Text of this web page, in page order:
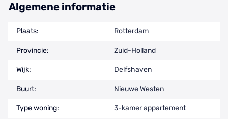
Algemene informatie
Plaats: Rotterdam
Provincie: Zuid-Holland
Wijk: Delfshaven
Buurt: Nieuwe Westen
Type woning: 3-kamer appartement